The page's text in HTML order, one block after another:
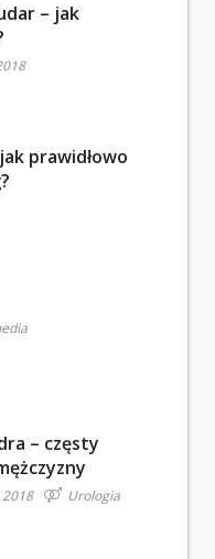
– jak
prawidłowo
– częsty
Urologia